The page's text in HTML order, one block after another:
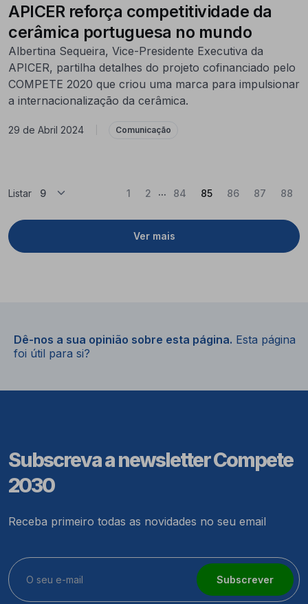
APICER reforça competitividade da
cerâmica portuguesa no mundo
Albertina Sequeira, Vice-Presidente Executiva da
APICER, partilha detalhes do projeto cofinanciado pelo
COMPETE 2020 que criou uma marca para impulsionar
a internacionalização da cerâmica.
29 de Abril 2024 Comunicação
Listar
Ver mais
1 2 ... 84 85(Atual)
86 87 88
Dê-nos a sua opinião sobre esta página. Esta página
foi útil para si?
Subscreva a newsletter Compete
2030
Receba primeiro todas as novidades no seu email
Subscrever